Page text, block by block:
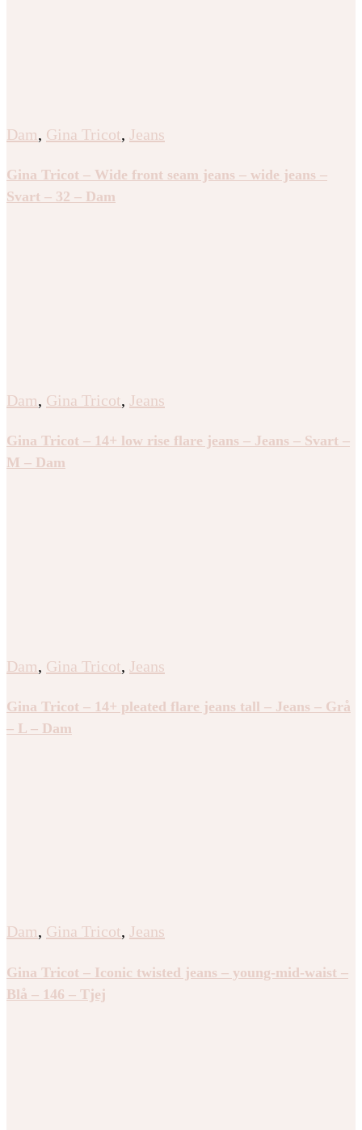
Dam, Gina Tricot, Jeans
Gina Tricot – Wide front seam jeans – wide jeans –
Svart – 32 – Dam
Dam, Gina Tricot, Jeans
Gina Tricot – 14+ low rise flare jeans – Jeans – Svart –
M – Dam
Dam, Gina Tricot, Jeans
Gina Tricot – 14+ pleated flare jeans tall – Jeans – Grå
– L – Dam
Dam, Gina Tricot, Jeans
Gina Tricot – Iconic twisted jeans – young-mid-waist –
Blå – 146 – Tjej